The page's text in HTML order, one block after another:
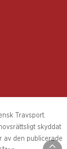
Travsport.
skyddat
av den publicerade